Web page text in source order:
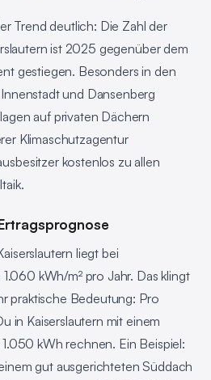
Trend deutlich: Die Zahl der
ist 2025 gegenüber dem
gestiegen. Besonders in den
und Dansenberg
auf privaten Dächern
Klimaschutzagentur
kostenlos zu allen
liegt bei
kWh/m² pro Jahr. Das klingt
praktische Bedeutung: Pro
in Kaiserslautern mit einem
kWh rechnen. Ein Beispiel:
gut ausgerichteten Süddach